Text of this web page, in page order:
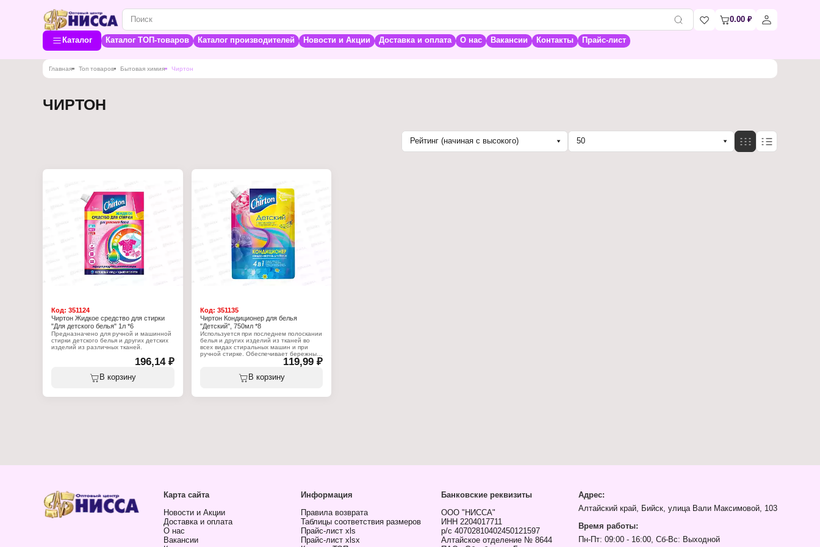
0.00 ₽
Каталог Каталог ТОП-товаров Каталог производителей Новости и Акции Доставка и оплата О нас Вакансии Контакты Прайс-лист
Главная Топ товаров Бытовая химия Чиртон
ЧИРТОН
Рейтинг (начиная с высокого) 50
Код: 351124
Чиртон Жидкое средство для стирки
"Для детского белья" 1л *6
Предназначено для ручной и машинной
стирки детского белья и других детских
изделий из различных тканей.
Тип товара: Средство для стирки
Назначение: детского белья
196,14 ₽
В корзину
Код: 351135
Чиртон Кондиционер для белья
"Детский", 750мл *8
Используется при последнем полоскании
белья и других изделий из тканей во
всех видах стиральных машин и при
ручной стирке. Обеспечивает бережный
уход за волокнами тканей. Подходит для
всех видов натуральных и синтетических
тканей, придаёт им мягкость и свежесть.
119,99 ₽
В корзину
Карта сайта
Новости и Акции
Доставка и оплата
О нас
Вакансии
Информация
Правила возврата
Таблицы соответствия размеров
Прайс-лист xls
Прайс-лист xlsx
Банковские реквизиты
ООО "НИССА"
ИНН 2204017711
р/с 40702810402450121597
Алтайское отделение № 8644
Адрес:
Алтайский край, Бийск, улица Вали Максимовой, 103
Время работы:
Пн-Пт: 09:00 - 16:00, Сб-Вс: Выходной